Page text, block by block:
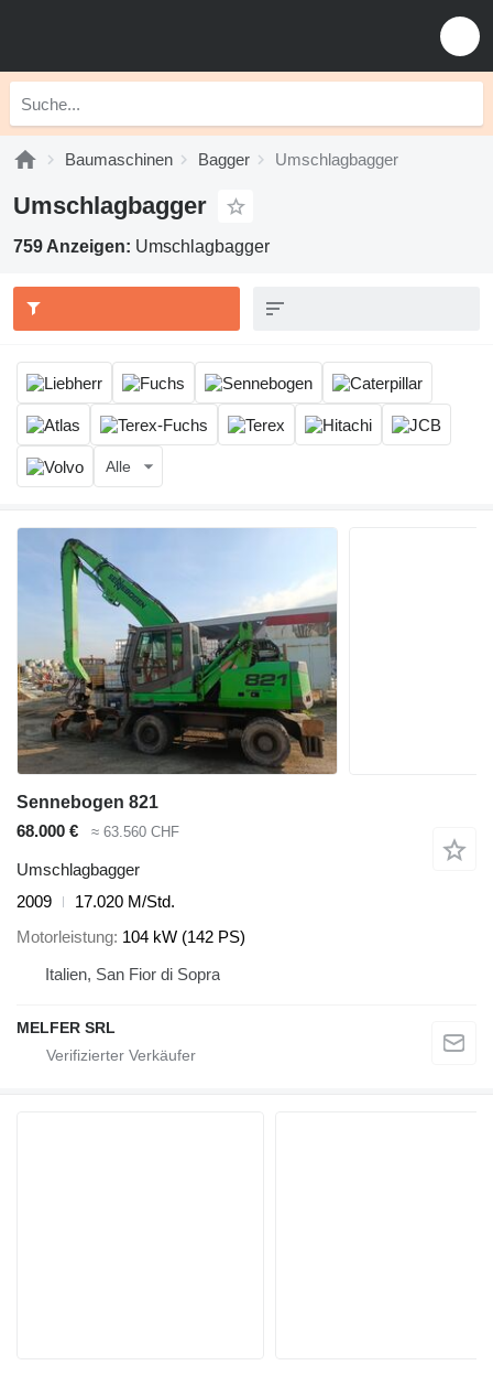
Baumaschinen Bagger Umschlagbagger
Umschlagbagger
759 Anzeigen: Umschlagbagger
Alle
Sennebogen 821
68.000 €
≈ 63.560 CHF
Umschlagbagger
2009
17.020 M/Std.
Motorleistung 104 kW (142 PS)
Italien, San Fior di Sopra
MELFER SRL